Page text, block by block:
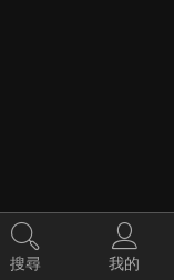
搜尋 我的